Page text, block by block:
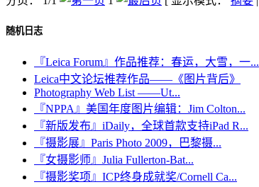
随机日志
『Leica Forum』作品推荐：春运，大雪，一...
Leica中文论坛推荐作品——《图片背后》
Photography Web List ——Ut...
『NPPA』美国年度图片编辑：Jim Colton...
『新版发布』iDaily，全球首款支持iPad R...
『摄影展』Paris Photo 2009，巴黎摄...
『女摄影师』Julia Fullerton-Bat...
『摄影奖项』ICP终身成就奖/Cornell Ca...